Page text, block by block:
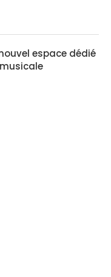
nouvel espace dédié